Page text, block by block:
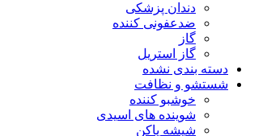
دندان پزشکی
ضدعفونی کننده
گاز
گاز استریل
دسته بندی نشده
شستشو و نظافت
خوشبو کننده
شوینده های اسیدی
شیشه پاکن